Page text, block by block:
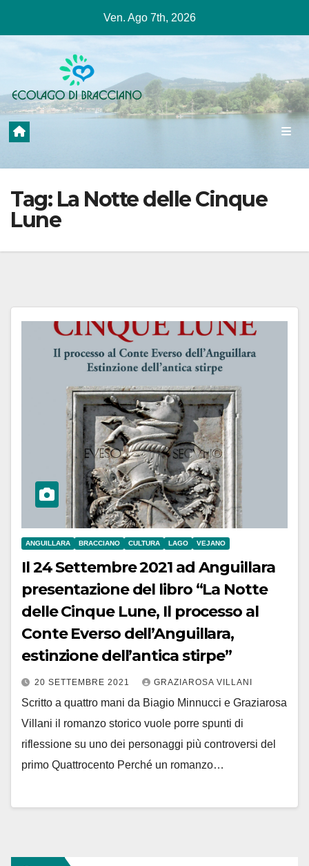
contenuto
Ven. Ago 7th, 2026
Tag: La Notte delle Cinque
Lune
ANGUILLARA BRACCIANO CULTURA LAGO VEJANO
Il 24 Settembre 2021 ad Anguillara
presentazione del libro “La Notte
delle Cinque Lune, Il processo al
Conte Everso dell’Anguillara,
estinzione dell’antica stirpe”
20 SETTEMBRE 2021 GRAZIAROSA VILLANI
Scritto a quattro mani da Biagio Minnucci e Graziarosa
Villani il romanzo storico vuole porre spunti di
riflessione su uno dei personaggi più controversi del
primo Quattrocento Perché un romanzo…